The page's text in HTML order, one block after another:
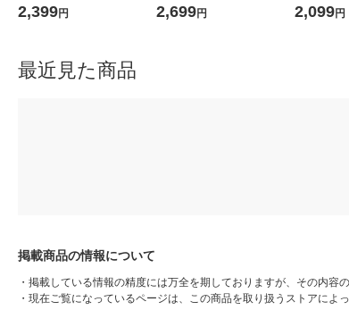
6 NVY 1個
2,399円
8 NVY 1個
2,699円
013E NVY
2,099円
最近見た商品
掲載商品の情報について
・ 掲載している情報の精度には万全を期しておりますが、その内容
・ 現在ご覧になっているページは、この商品を取り扱うストアによ